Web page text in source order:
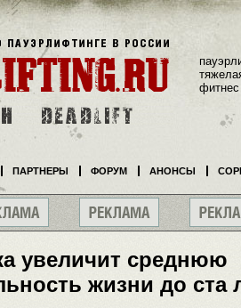
увеличит среднюю
жизни до ста
фитнес
ПАРТНЕРЫ ФОРУМ АНОНСЫ